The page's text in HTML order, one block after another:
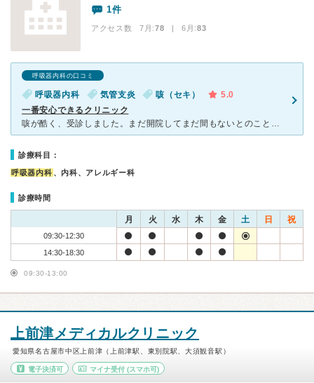
1件
アクセス数 7月:78 | 6月:83
呼吸器内科の口コミ
呼吸器内科 気管支炎 咳（セキ）
5.0
一番安心できるクリニック
咳が酷く、受診しました。まだ開院してまだ間もないとのことで、院内はとても明るく、清潔感のある雰囲気でした。 先生はとても優しく、丁寧な診察をしていただきました。もともと喘息があり、今回は気管支炎
診療科目：
呼吸器内科 、内科、アレルギー科
診療時間
月 火 水 木 金 土 日 祝
09:30-12:30
14:30-18:30
09:30-13:00
上前津メディカルクリニック
愛知県名古屋市中区上前津（上前津駅、東別院駅、大須観音駅）
電子決済可 マイナ受付(スマホ可)